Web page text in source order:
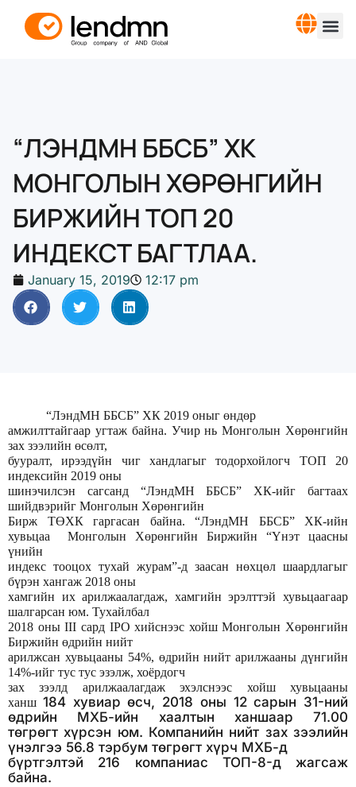
“ЛЭНДМН ББСБ” ХК
МОНГОЛЫН ХӨРӨНГИЙН
БИРЖИЙН ТОП 20
ИНДЕКСТ БАГТЛАА.
January 15, 2019 12:17 pm
“ЛэндМН ББСБ” ХК 2019 оныг өндөр
амжилттайгаар угтаж байна. Учир нь Монголын Хөрөнгийн
зах зээлийн өсөлт,
бууралт, ирээдүйн чиг хандлагыг тодорхойлогч ТОП 20
индексийн 2019 оны
шинэчилсэн сагсанд “ЛэндМН ББСБ” ХК-ийг багтаах
шийдвэрийг Монголын Хөрөнгийн
Бирж ТӨХК гаргасан байна. “ЛэндМН ББСБ” ХК-ийн
хувьцаа Монголын Хөрөнгийн Биржийн “Үнэт цаасны
үнийн
индекс тооцох тухай журам”-д заасан нөхцөл шаардлагыг
бүрэн хангаж 2018 оны
хамгийн их арилжаалагдаж, хамгийн эрэлттэй хувьцаагаар
шалгарсан юм. Тухайлбал
2018 оны III сард IPO хийснээс хойш Монголын Хөрөнгийн
Биржийн өдрийн нийт
арилжсан хувьцааны 54%, өдрийн нийт арилжааны дүнгийн
14%-ийг тус тус эзэлж, хоёрдогч
зах зээлд арилжаалагдаж эхэлснээс хойш хувьцааны
ханш 184 хувиар өсч, 2018 оны 12 сарын 31-ний
өдрийн МХБ-ийн хаалтын ханшаар 71.00
төгрөгт хүрсэн юм. Компанийн нийт зах зээлийн
үнэлгээ 56.8 тэрбум төгрөгт хүрч МХБ-д
бүртгэлтэй 216 компаниас ТОП-8-д жагсаж
байна.